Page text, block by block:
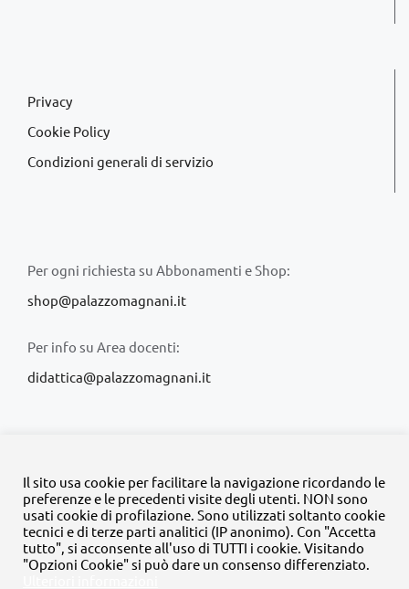
Privacy
Cookie Policy
Condizioni generali di servizio
Per ogni richiesta su Abbonamenti e Shop:
shop@palazzomagnani.it
Per info su Area docenti:
didattica@palazzomagnani.it
© Copyright 2020 -2026 | Tutti i diritti riservati | MyFpm è un
progetto dellaFondazione Palazzo Magnani
Il sito usa cookie per facilitare la navigazione ricordando le
preferenze e le precedenti visite degli utenti. NON sono
usati cookie di profilazione. Sono utilizzati soltanto cookie
tecnici e di terze parti analitici (IP anonimo). Con "Accetta
tutto", si acconsente all'uso di TUTTI i cookie. Visitando
"Opzioni Cookie" si può dare un consenso differenziato.